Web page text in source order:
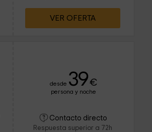
VER OFERTA
desde 39€
persona y noche
Contacto directo
Respuesta superior a 72h